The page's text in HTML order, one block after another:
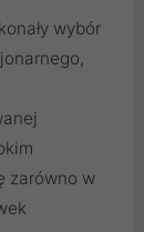
wybór
zarówno w